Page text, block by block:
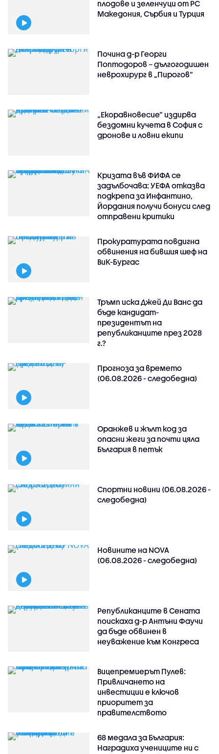
плодове и зеленчуци от РС
Македония, Сърбия и Турция
Почина д-р Георги
Поптодоров – дългогодишен
неврохирург в „Пирогов“
„Екоравновесие“ издирва
бездомни кучета в София с
дронове и ловни екипи
Кризата във ФИФА се
задълбочава: УЕФА отказва
подкрепа за Инфантино,
Йордания получи бонуси след
отправени критики
Прокуратурата повдигна
обвинения на бившия шеф на
ВиК-Бургас
Тръмп иска Джей Ди Ванс да
бъде кандидат-
президентът на
републиканците през 2028
г.?
Прогноза за времето
(06.08.2026 - следобедна)
Оранжев и жълт код за
опасни жеги за почти цяла
България в петък
Спортни новини (06.08.2026 -
следобедна)
Новините на NOVA
(06.08.2026 - следобедна)
Републиканците в Сената
поискаха д-р Антъни Фаучи
да бъде обвинен в
неуважение към Конгреса
Вицепремиерът Пулев:
Привличането на
инвестиции е ключов
приоритет за
правителството
68 медала за България:
Наградиха учениците ни с